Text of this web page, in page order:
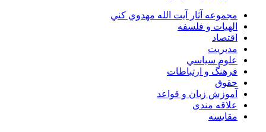
مجموعه آثار آيت الله مهدوي كني
الهیات و فلسفه
اقتصاد
مديريت
علوم سياسي
فرهنگ و ارتباطات
حقوق
آموزش زبان و قواعد
علاقه مندی
مقایسه